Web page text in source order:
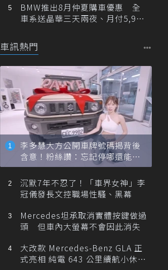
BMW推出8月仲夏購車優惠 全
車系送晶華三天兩夜、月付5,900
車訊熱門
李多慧大方公開車牌號碼揭背後
含意！粉絲讚：忘記停哪還能幫
忙找車
沉默7年不忍了！「車界女神」李
冠儀發長文控職場性騷、黑幕
Mercedes坦承取消實體按鍵做過
頭 但車內大螢幕不會因此消失
大改款 Mercedes-Benz GLA 正
式亮相 純電 643 公里續航小休